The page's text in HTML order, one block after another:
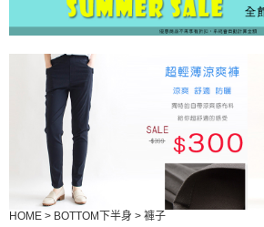
HOME > BOTTOM下半身 > 褲子